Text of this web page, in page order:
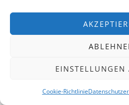
EINSTELLUNGEN
Cookie-Richtlinie